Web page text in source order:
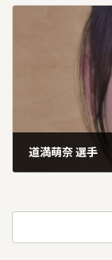
道満萌奈 選手